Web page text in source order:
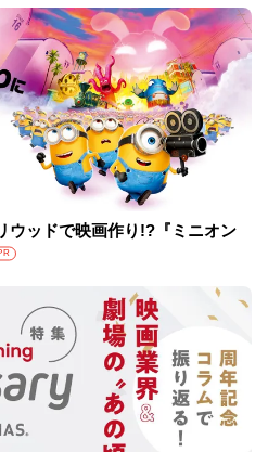
ウッドで映画作り!?『ミニオン